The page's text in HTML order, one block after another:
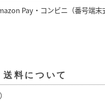
Pay・コンビニ（番号端
送料について